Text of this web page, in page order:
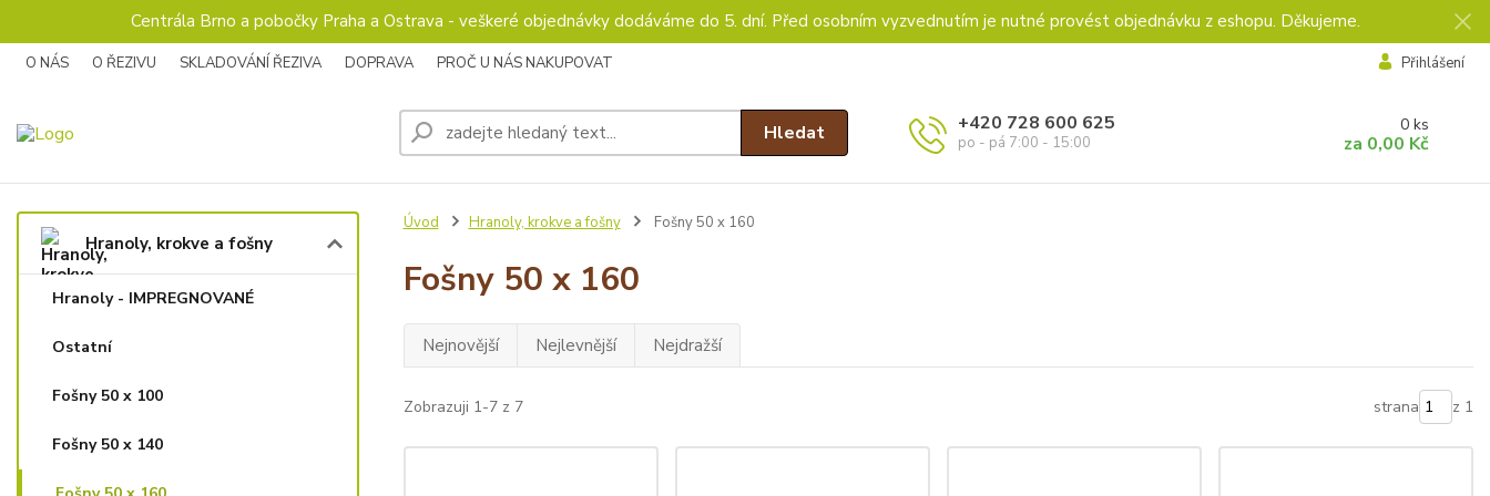
Centrála Brno a pobočky Praha a Ostrava - veškeré objednávky dodáváme do 5. dní. Před osobním vyzvednutím je nutné provést objednávku z eshopu. Děkujeme.
O NÁS O ŘEZIVU SKLADOVÁNÍ ŘEZIVA DOPRAVA PROČ U NÁS NAKUPOVAT Přihlášení
Hledat +420 728 600 625
po - pá 7:00 - 15:00
0 ks
za 0,00 Kč
Hranoly, krokve a fošny
Hranoly - IMPREGNOVANÉ
Ostatní
Fošny 50 x 100
Fošny 50 x 140
Úvod Hranoly, krokve a fošny Fošny 50 x 160
Fošny 50 x 160
Nejnovější Nejlevnější Nejdražší
Zobrazuji 1-7 z 7 strana z 1